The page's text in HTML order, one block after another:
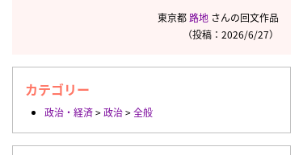
東京都 路地 さんの回文作品
（投稿：2026/6/27）
カテゴリー
政治・経済>政治>全般